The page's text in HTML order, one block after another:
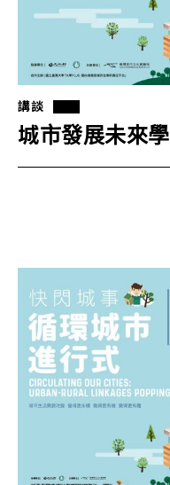
講談
城市發展未來學